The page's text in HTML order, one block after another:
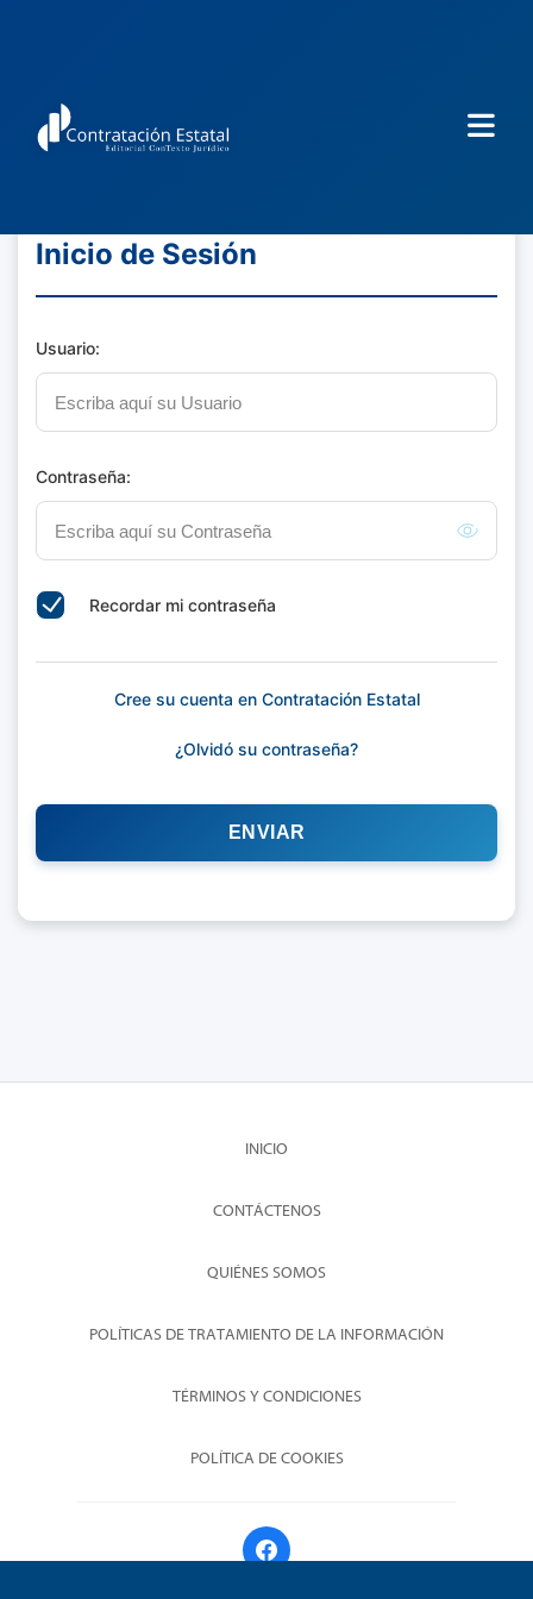
Inicio de Sesión
Usuario:
Contraseña:
Recordar mi contraseña
Cree su cuenta en Contratación Estatal
¿Olvidó su contraseña?
INICIO
CONTÁCTENOS
QUIÉNES SOMOS
POLÍTICAS DE TRATAMIENTO DE LA INFORMACIÓN
TÉRMINOS Y CONDICIONES
POLÍTICA DE COOKIES